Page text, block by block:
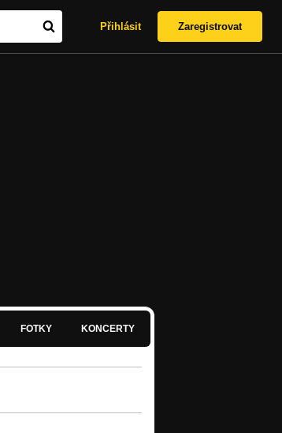
Přihlásit Zaregistrovat
FOTKY KONCERTY